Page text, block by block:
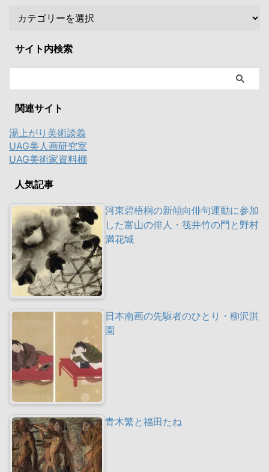
サイト内検索
関連サイト
湯上がり美術談義
UAG美人画研究室
UAG美術家資料棚
人気記事
河東碧梧桐の新傾向俳句運動に参加
した富山の俳人・筏井竹の門と野村
満花城
日本南画の先駆者のひとり・柳沢淇
園
青木繁と福田たね